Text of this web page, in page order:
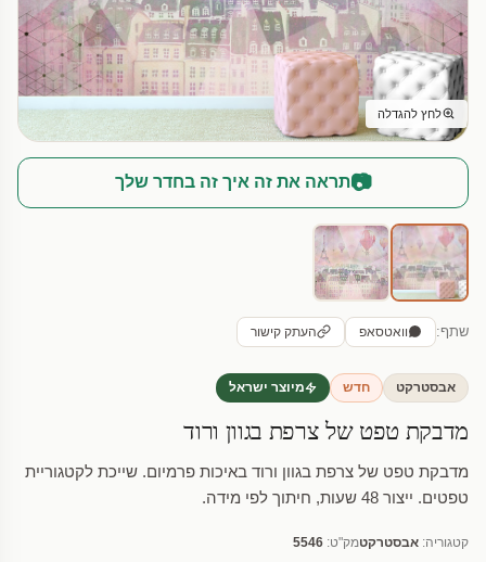
לחץ להגדלה
📷תראה את זה איך זה בחדר שלך
שתף: וואטסאפ העתק קישור
אבסטרקט חדש מיוצר ישראל
מדבקת טפט של צרפת בגוון ורוד
מדבקת טפט של צרפת בגוון ורוד באיכות פרמיום. שייכת לקטגוריית
טפטים. ייצור 48 שעות, חיתוך לפי מידה.
קטגוריה: אבסטרקטמק"ט: 5546